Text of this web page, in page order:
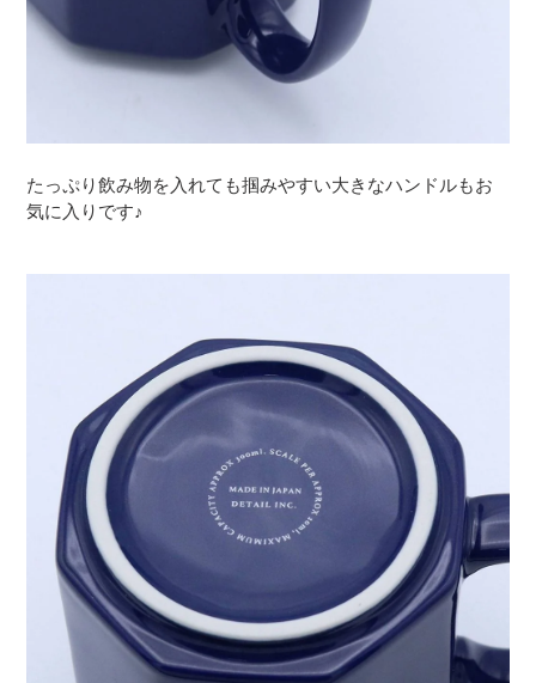
たっぷり飲み物を入れても掴みやすい大きなハンドルもお
気に入りです♪